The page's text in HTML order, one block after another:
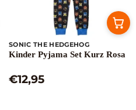
SONIC THE HEDGEHOG
Kinder Pyjama Set Kurz Rosa
€12,95